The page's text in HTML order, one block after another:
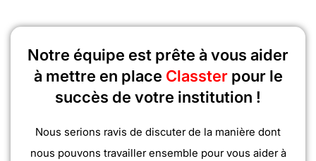
Notre équipe est prête à vous aider
à mettre en place Classter pour le
succès de votre institution !
Nous serions ravis de discuter de la manière dont
nous pouvons travailler ensemble pour vous aider à